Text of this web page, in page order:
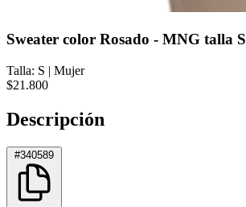
Sweater color Rosado - MNG talla S
Talla: S | Mujer
$21.800
Descripción
#340589